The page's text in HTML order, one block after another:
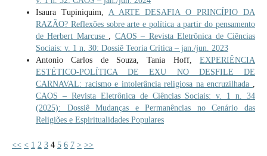
Isaura Tupiniquim, A ARTE DESAFIA O PRINCÍPIO DA
RAZÃO? Reflexões sobre arte e política a partir do pensamento
de Herbert Marcuse
CAOS – Revista Eletrônica de Ciências
Sociais: v. 1 n. 30: Dossiê Teoria Crítica – jan./jun. 2023
Antonio Carlos de Souza, Tania Hoff,EXPERIÊNCIA
ESTÉTICO-POLÍTICA DE EXU NO DESFILE DE
CARNAVAL: racismo e intolerância religiosa na encruzilhada
CAOS – Revista Eletrônica de Ciências Sociais: v. 1 n. 34
(2025): Dossiê Mudanças e Permanências no Cenário das
Religiões e Espiritualidades Populares
<< < 1 2 3 4 5 6 7 > >>